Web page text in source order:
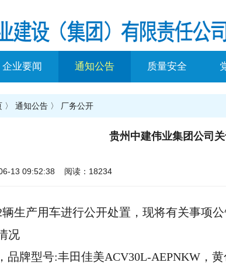
企业要闻 通知公告 质量安全
〉 通知公告 〉 厂务公开
贵州中建伟业集团公司
13 09:52:38 阅读：18234
产用车进行公开处置，现将有关事项公
况
牌型号:丰田佳美ACV30L-AEPNKW，黄